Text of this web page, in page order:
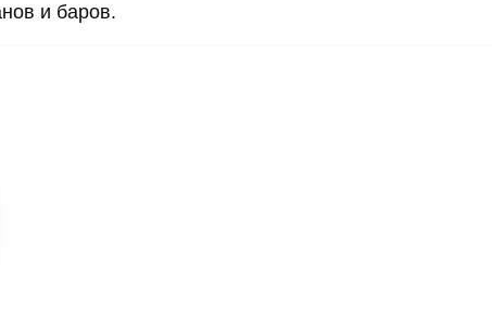
и баров.